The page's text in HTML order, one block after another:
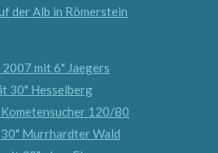
der Alb in Römerstein
mit 6" Jaegers
30" Hesselberg
120/80
Murrhardter Wald